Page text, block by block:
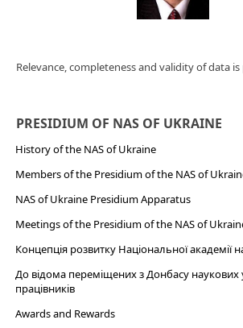
Relevance, completeness and validity of data
PRESIDIUM OF NAS OF UKRAINE
History of the NAS of Ukraine
Members of the Presidium of the NAS of
NAS of Ukraine Presidium Apparatus​
Meetings of the Presidium of the NAS of
Концепція розвитку Національної академії
До відома переміщених з Донбасу наукових
працівників
Awards and Rewards